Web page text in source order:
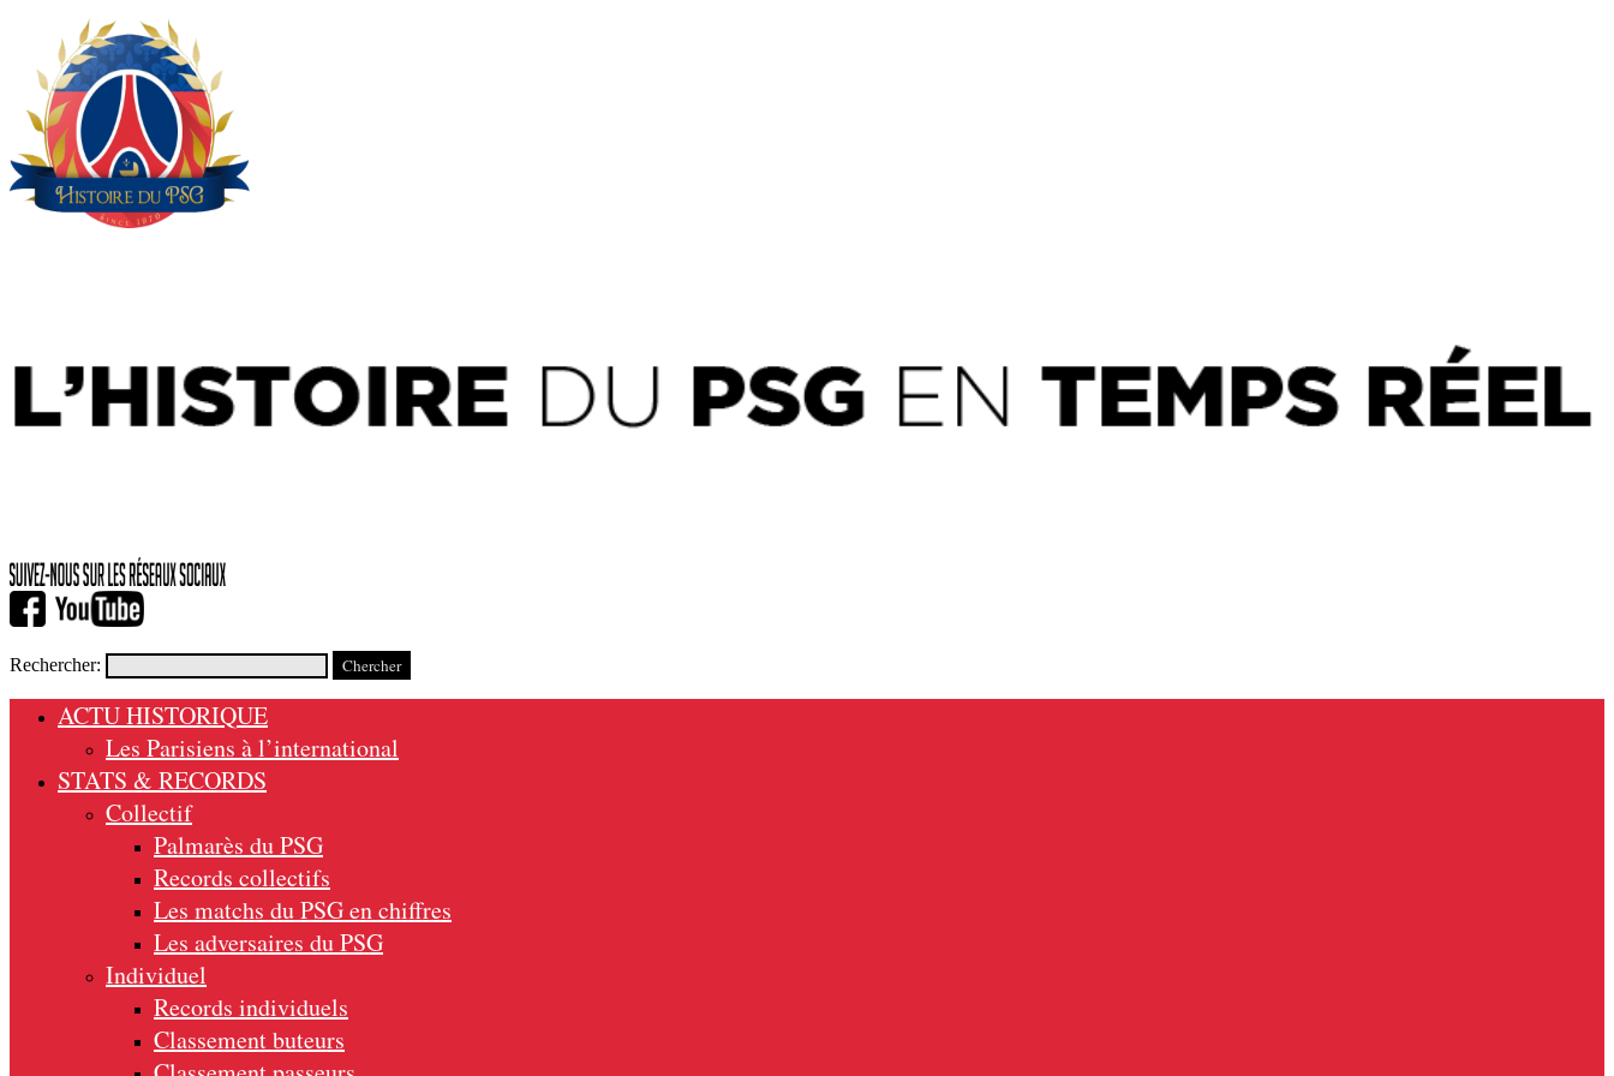
Rechercher:
ACTU HISTORIQUE
Les Parisiens à l’international
STATS & RECORDS
Collectif
Palmarès du PSG
Records collectifs
Les matchs du PSG en chiffres
Les adversaires du PSG
Individuel
Records individuels
Classement buteurs